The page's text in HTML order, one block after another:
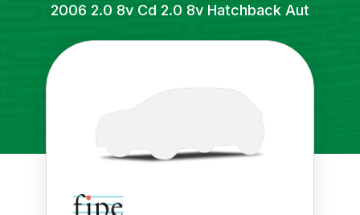
2006 2.0 8v Cd 2.0 8v Hatchback Aut